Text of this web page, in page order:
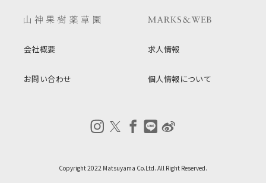
会社概要 求人情報
お問い合わせ 個人情報について
Copyright 2022 Matsuyama Co.Ltd. All Right Reserved.